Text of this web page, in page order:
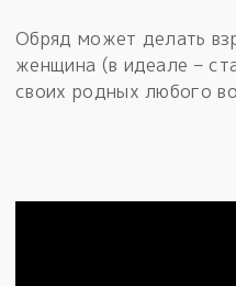
Обряд может делать
женщина (в идеале –
своих родных любого